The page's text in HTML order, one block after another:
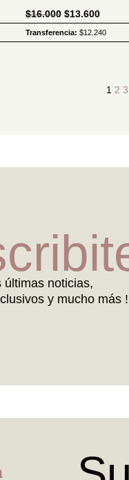
$16.000 El
precio
$13.600El
precio
Transferencia:$12.240
1 2 3
últimas noticias,
y mucho más !